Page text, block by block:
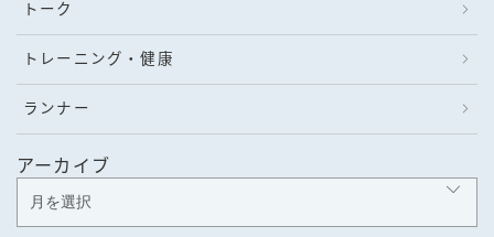
トーク
トレーニング・健康
ランナー
アーカイブ